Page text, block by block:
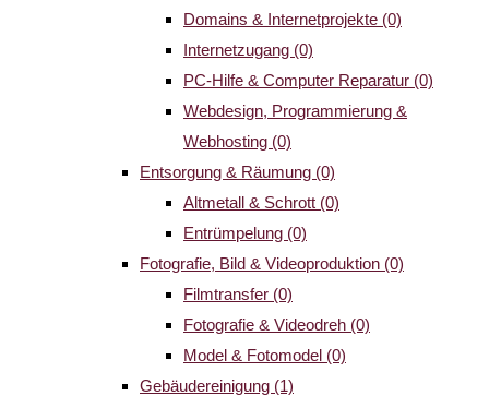
Domains & Internetprojekte (0)
Internetzugang (0)
PC-Hilfe & Computer Reparatur (0)
Webdesign, Programmierung &
Webhosting (0)
Entsorgung & Räumung (0)
Altmetall & Schrott (0)
Entrümpelung (0)
Fotografie, Bild & Videoproduktion (0)
Filmtransfer (0)
Fotografie & Videodreh (0)
Model & Fotomodel (0)
Gebäudereinigung (1)